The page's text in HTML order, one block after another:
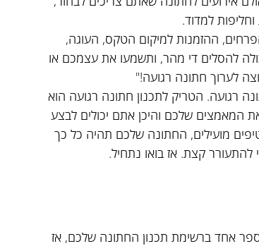
למדוד.
ההזמנות למיקום הטקס, העוגה,
להסלים די מהר, ותשמעו את עצמכם או
לערוך חתונה רגועה!"
רגועה. הטריק לתכנון חתונה רגועה הוא
שלכם והיכן אתם יכולים לבצע
מועילים, החתונה שלכם תהיה כל כך
קצת. אז בואו נתחיל.
אחד ברשימת תכנון החתונה שלכם, אז